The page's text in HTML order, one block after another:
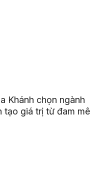
Khánh chọn ngành
tạo giá trị từ đam mê